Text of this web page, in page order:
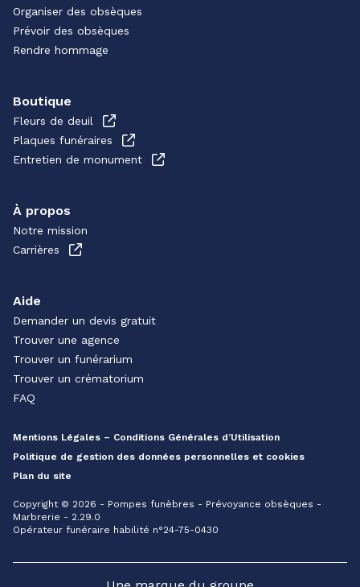
Organiser des obsèques
Prévoir des obsèques
Rendre hommage
Boutique
Fleurs de deuil
Plaques funéraires
Entretien de monument
À propos
Notre mission
Carrières
Aide
Demander un devis gratuit
Trouver une agence
Trouver un funérarium
Trouver un crématorium
FAQ
Mentions Légales – Conditions Générales d’Utilisation
Politique de gestion des données personnelles et cookies
Plan du site
Copyright © 2026 - Pompes funèbres - Prévoyance obsèques -
Marbrerie - 2.29.0
Opérateur funéraire habilité n°24-75-0430